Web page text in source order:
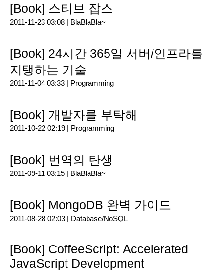
[Book] 스티브 잡스
2011-11-23 03:08 | BlaBlaBla~
[Book] 24시간 365일 서버/인프라를
지탱하는 기술
2011-11-04 03:33 | Programming
[Book] 개발자를 부탁해
2011-10-22 02:19 | Programming
[Book] 번역의 탄생
2011-09-11 03:15 | BlaBlaBla~
[Book] MongoDB 완벽 가이드
2011-08-28 02:03 | Database/NoSQL
[Book] CoffeeScript: Accelerated
JavaScript Development